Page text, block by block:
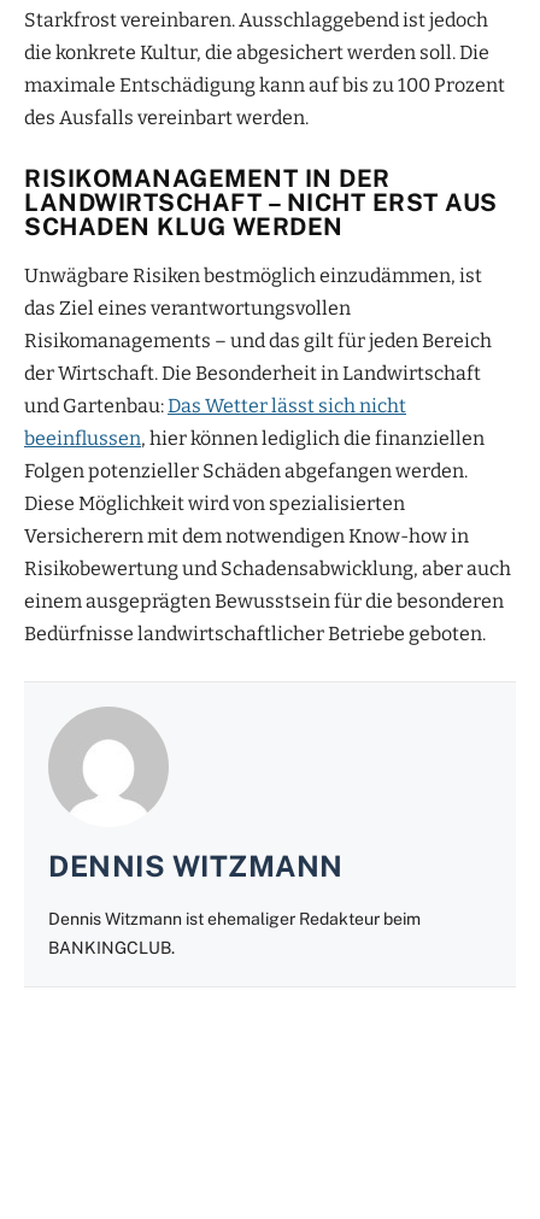
Starkfrost vereinbaren. Ausschlaggebend ist jedoch
die konkrete Kultur, die abgesichert werden soll. Die
maximale Entschädigung kann auf bis zu 100 Prozent
des Ausfalls vereinbart werden.
RISIKOMANAGEMENT IN DER
LANDWIRTSCHAFT – NICHT ERST AUS
SCHADEN KLUG WERDEN
Unwägbare Risiken bestmöglich einzudämmen, ist
das Ziel eines verantwortungsvollen
Risikomanagements – und das gilt für jeden Bereich
der Wirtschaft. Die Besonderheit in Landwirtschaft
und Gartenbau:Das Wetter lässt sich nicht
beeinflussen, hier können lediglich die finanziellen
Folgen potenzieller Schäden abgefangen werden.
Diese Möglichkeit wird von spezialisierten
Versicherern mit dem notwendigen Know-how in
Risikobewertung und Schadensabwicklung, aber auch
einem ausgeprägten Bewusstsein für die besonderen
Bedürfnisse landwirtschaftlicher Betriebe geboten.
DENNIS WITZMANN
Dennis Witzmann ist ehemaliger Redakteur beim
BANKINGCLUB.